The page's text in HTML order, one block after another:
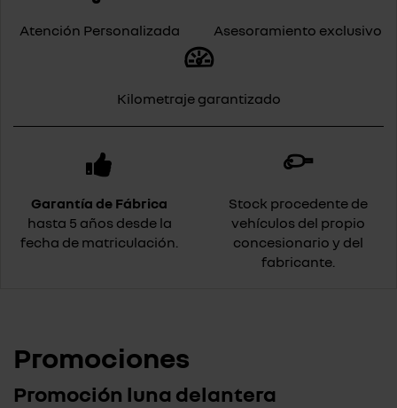
Atención Personalizada Asesoramiento exclusivo
Kilometraje garantizado
Garantía de Fábrica
hasta 5 años desde la
fecha de matriculación.
Stock procedente de
vehículos del propio
concesionario y del
fabricante.
Promociones
Promoción luna delantera